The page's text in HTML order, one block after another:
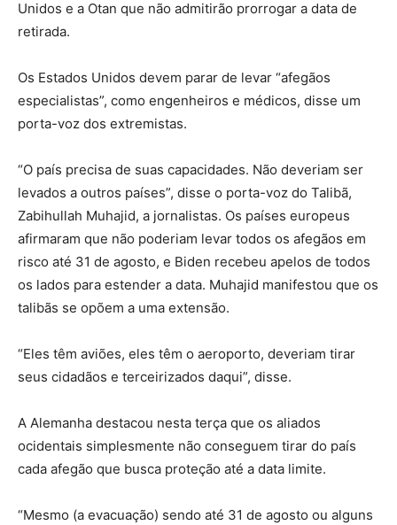
Unidos e a Otan que não admitirão prorrogar a data de
retirada.
Os Estados Unidos devem parar de levar “afegãos
especialistas”, como engenheiros e médicos, disse um
porta-voz dos extremistas.
“O país precisa de suas capacidades. Não deveriam ser
levados a outros países”, disse o porta-voz do Talibã,
Zabihullah Muhajid, a jornalistas. Os países europeus
afirmaram que não poderiam levar todos os afegãos em
risco até 31 de agosto, e Biden recebeu apelos de todos
os lados para estender a data. Muhajid manifestou que os
talibãs se opõem a uma extensão.
“Eles têm aviões, eles têm o aeroporto, deveriam tirar
seus cidadãos e terceirizados daqui”, disse.
A Alemanha destacou nesta terça que os aliados
ocidentais simplesmente não conseguem tirar do país
cada afegão que busca proteção até a data limite.
“Mesmo (a evacuação) sendo até 31 de agosto ou alguns